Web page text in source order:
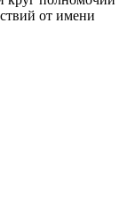
от имени